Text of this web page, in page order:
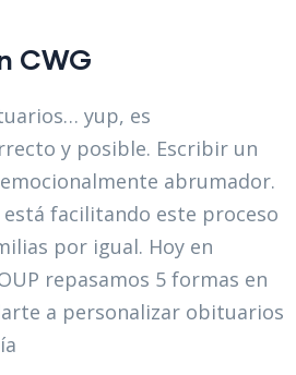
CWG
yup, es
y posible. Escribir un
abrumador.
está facilitando este proceso
por igual. Hoy en
repasamos 5 formas en
a personalizar obituarios